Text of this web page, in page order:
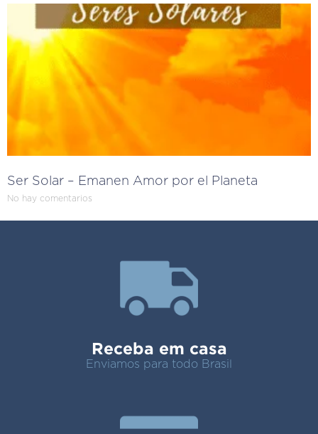
Ser Solar – Emanen Amor por el Planeta
No hay comentarios
Receba em casa
Enviamos para todo Brasil